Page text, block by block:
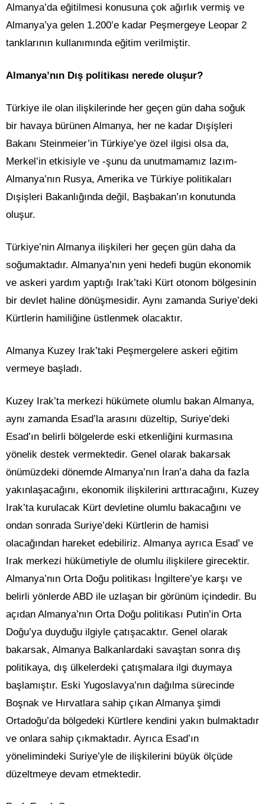
Almanya’da eğitilmesi konusuna çok ağırlık vermiş ve
Almanya’ya gelen 1.200’e kadar Peşmergeye Leopar 2
tanklarının kullanımında eğitim verilmiştir.
Almanya’nın Dış politikası nerede oluşur?
Türkiye ile olan ilişkilerinde her geçen gün daha soğuk
bir havaya bürünen Almanya, her ne kadar Dışişleri
Bakanı Steinmeier’in Türkiye’ye özel ilgisi olsa da,
Merkel’in etkisiyle ve -şunu da unutmamamız lazım-
Almanya’nın Rusya, Amerika ve Türkiye politikaları
Dışişleri Bakanlığında değil, Başbakan’ın konutunda
oluşur.
Türkiye’nin Almanya ilişkileri her geçen gün daha da
soğumaktadır. Almanya’nın yeni hedefi bugün ekonomik
ve askeri yardım yaptığı Irak’taki Kürt otonom bölgesinin
bir devlet haline dönüşmesidir. Aynı zamanda Suriye’deki
Kürtlerin hamiliğine üstlenmek olacaktır.
Almanya Kuzey Irak’taki Peşmergelere askeri eğitim
vermeye başladı.
Kuzey Irak’ta merkezi hükümete olumlu bakan Almanya,
aynı zamanda Esad’la arasını düzeltip, Suriye’deki
Esad’ın belirli bölgelerde eski etkenliğini kurmasına
yönelik destek vermektedir. Genel olarak bakarsak
önümüzdeki dönemde Almanya’nın İran’a daha da fazla
yakınlaşacağını, ekonomik ilişkilerini arttıracağını, Kuzey
Irak’ta kurulacak Kürt devletine olumlu bakacağını ve
ondan sonrada Suriye’deki Kürtlerin de hamisi
olacağından hareket edebiliriz. Almanya ayrıca Esad’ ve
Irak merkezi hükümetiyle de olumlu ilişkilere girecektir.
Almanya’nın Orta Doğu politikası İngiltere’ye karşı ve
belirli yönlerde ABD ile uzlaşan bir görünüm içindedir. Bu
açıdan Almanya’nın Orta Doğu politikası Putin’in Orta
Doğu’ya duyduğu ilgiyle çatışacaktır. Genel olarak
bakarsak, Almanya Balkanlardaki savaştan sonra dış
politikaya, dış ülkelerdeki çatışmalara ilgi duymaya
başlamıştır. Eski Yugoslavya’nın dağılma sürecinde
Boşnak ve Hırvatlara sahip çıkan Almanya şimdi
Ortadoğu’da bölgedeki Kürtlere kendini yakın bulmaktadır
ve onlara sahip çıkmaktadır. Ayrıca Esad’ın
yönelimindeki Suriye’yle de ilişkilerini büyük ölçüde
düzeltmeye devam etmektedir.